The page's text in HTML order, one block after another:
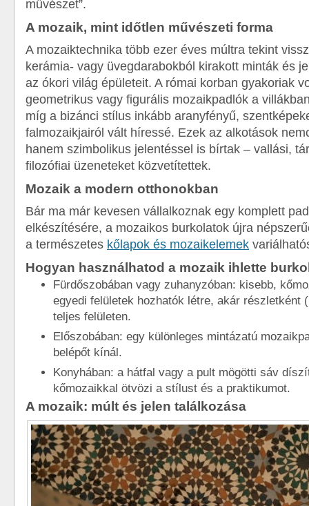
művészet”.
A mozaik, mint időtlen művészeti forma
A mozaiktechnika több ezer éves múltra tekint
kerámia- vagy üvegdarabokból kirakott minták és
az ókori világ épületeit. A római korban gyakoriak
geometrikus vagy figurális mozaikpadlók a
míg a bizánci stílus inkább aranyfényű,
falmozaikjairól vált híressé. Ezek az alkotások
hanem szimbolikus jelentéssel is bírtak – vallási,
filozófiai üzeneteket közvetítettek.
Mozaik a modern otthonokban
Bár ma már kevesen vállalkoznak egy komplett
elkészítésére, a mozaikos burkolatok újra
a természetes kőlapok és mozaikelemek
Hogyan használhatod a mozaik ihlette
Fürdőszobában vagy zuhanyzóban: kisebb,
egyedi felületek hozhatók létre, akár részletként
teljes felületen.
Előszobában: egy különleges mintázatú
belépőt kínál.
Konyhában: a hátfal vagy a pult mögötti sáv
kőmozaikkal ötvözi a stílust és a praktikumot.
A mozaik: múlt és jelen találkozása